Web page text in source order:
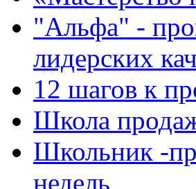
"Альфа" -
лидерских
12 шагов к
Школа
Школьник -
недель